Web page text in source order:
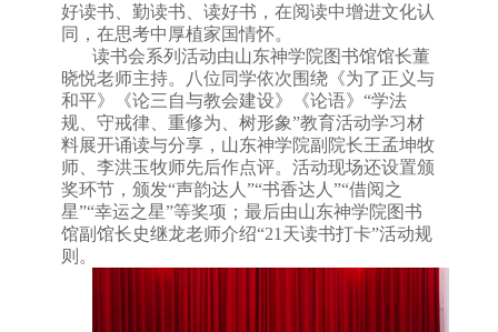
好读书、勤读书、读好书，在阅读中增进文化认
同，在思考中厚植家国情怀。
读书会系列活动由山东神学院图书馆馆长董
晓悦老师主持。八位同学依次围绕《为了正义与
和平》《论三自与教会建设》《论语》 “学法
规、守戒律、重修为、树形象”教育活动学习材
料展开诵读与分享，山东神学院副院长王孟坤牧
师、李洪玉牧师先后作点评。活动现场还设置颁
奖环节，颁发“声韵达人”“书香达人”“借阅之
星”“幸运之星”等奖项；最后由山东神学院图书
馆副馆长史继龙老师介绍“21天读书打卡”活动规
则。